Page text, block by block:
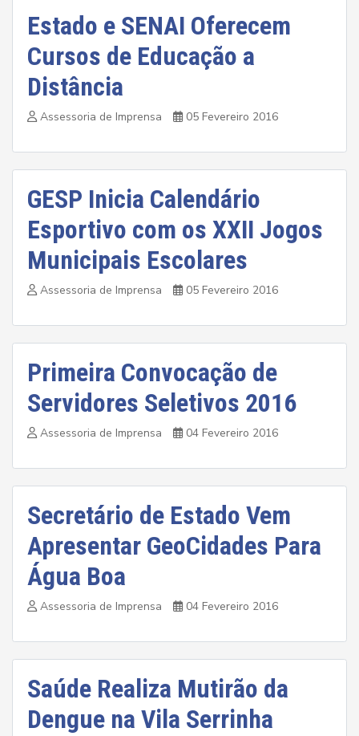
Estado e SENAI Oferecem
Cursos de Educação a
Distância
Assessoria de Imprensa 05 Fevereiro 2016
GESP Inicia Calendário
Esportivo com os XXII Jogos
Municipais Escolares
Assessoria de Imprensa 05 Fevereiro 2016
Primeira Convocação de
Servidores Seletivos 2016
Assessoria de Imprensa 04 Fevereiro 2016
Secretário de Estado Vem
Apresentar GeoCidades Para
Água Boa
Assessoria de Imprensa 04 Fevereiro 2016
Saúde Realiza Mutirão da
Dengue na Vila Serrinha